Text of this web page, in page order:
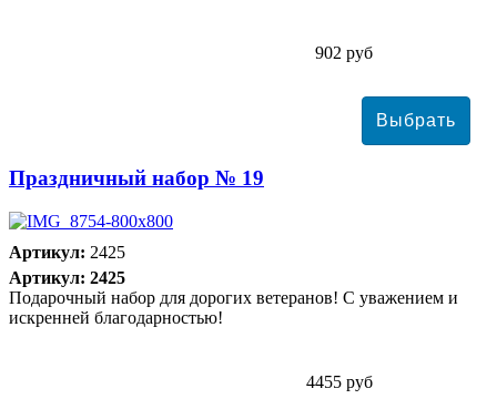
902 руб
Праздничный набор № 19
Артикул: 2425
Артикул: 2425
Подарочный набор для дорогих ветеранов! С уважением и
искренней благодарностью!
4455 руб